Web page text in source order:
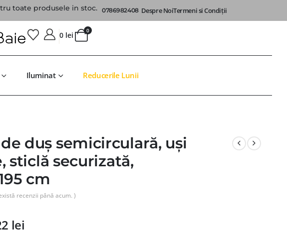
toate produsele in stoc. 0786982408 Despre NoiTermeni si Condiții
0
0 lei
Iluminat Reducerile Lunii
duș semicirculară, uși
sticlă securizată,
cm
recenzii până acum. )
lei